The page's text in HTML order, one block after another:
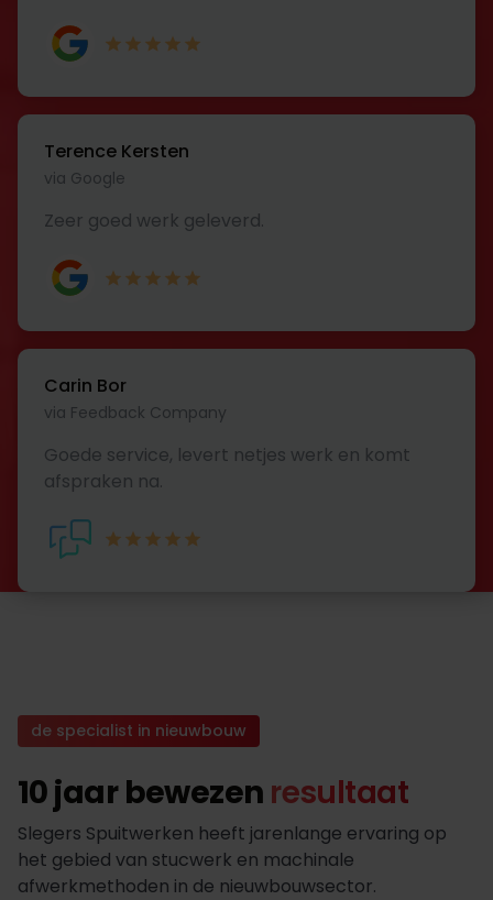
Terence Kersten
via Google
Zeer goed werk geleverd.
Carin Bor
via Feedback Company
Goede service, levert netjes werk en komt
afspraken na.
de specialist in nieuwbouw
10 jaar bewezen resultaat
Slegers Spuitwerken heeft jarenlange ervaring op
het gebied van stucwerk en machinale
afwerkmethoden in de nieuwbouwsector.